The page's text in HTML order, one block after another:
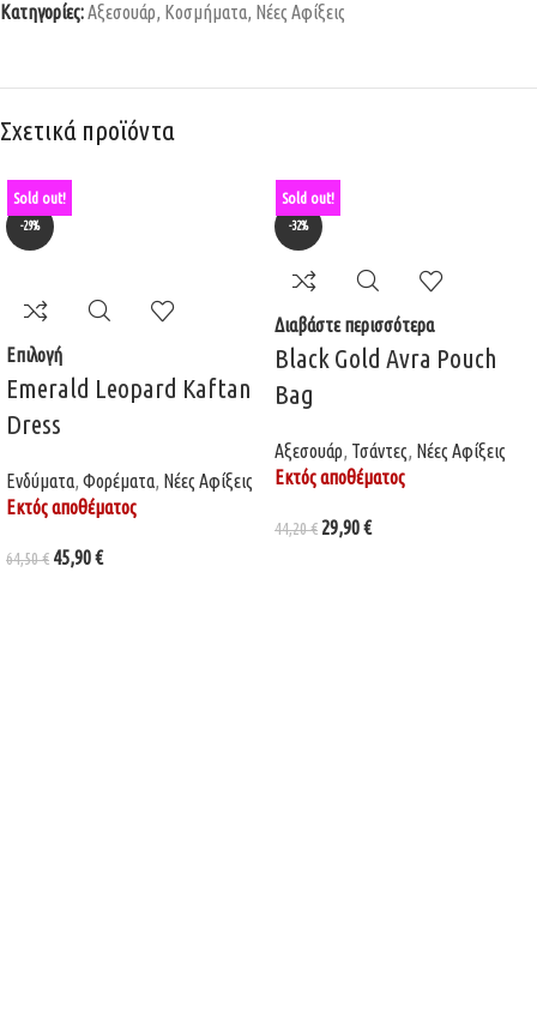
Κατηγορίες:Αξεσουάρ, Κοσμήματα, Νέες Αφίξεις
Σχετικά προϊόντα
Sold out!
-29%
Επιλογή
Emerald Leopard Kaftan
Dress
Ενδύματα, Φορέματα, Νέες Αφίξεις
Εκτός αποθέματος
64,50€ 45,90€
Sold out!
-32%
Διαβάστε περισσότερα
Black Gold Avra Pouch
Bag
Αξεσουάρ, Τσάντες, Νέες Αφίξεις
Εκτός αποθέματος
44,20€ 29,90€